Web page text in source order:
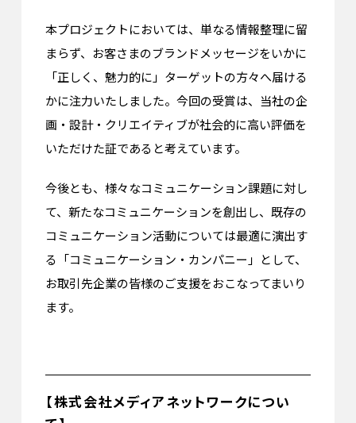
本プロジェクトにおいては、単なる情報整理に留
まらず、お客さまのブランドメッセージをいかに
「正しく、魅力的に」ターゲットの方々へ届ける
かに注力いたしました。今回の受賞は、当社の企
画・設計・クリエイティブが社会的に高い評価を
いただけた証であると考えています。
今後とも、様々なコミュニケーション課題に対し
て、新たなコミュニケーションを創出し、既存の
コミュニケーション活動については最適に演出す
る「コミュニケーション・カンパニー」として、
お取引先企業の皆様のご支援をおこなってまいり
ます。
【株式会社メディアネットワークについ